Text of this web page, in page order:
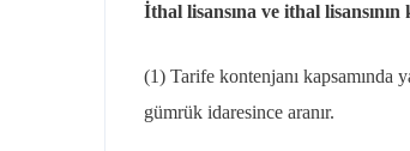
İthal lisansına ve ithal
(1) Tarife kontenjanı kapsamında
gümrük idaresince aranır.